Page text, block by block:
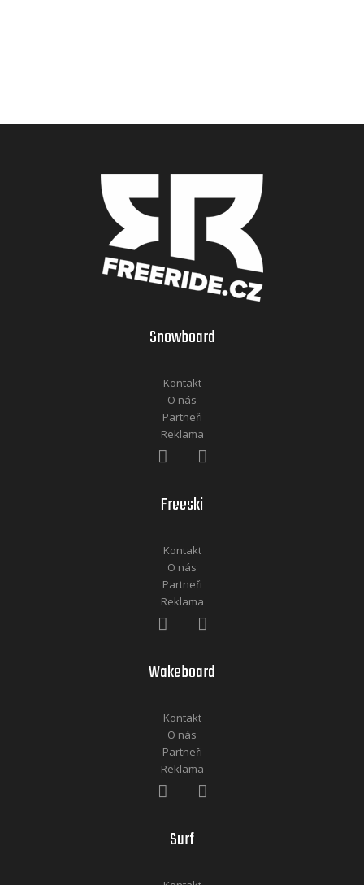
Snowboard
Kontakt
O nás
Partneři
Reklama
Freeski
Kontakt
O nás
Partneři
Reklama
Wakeboard
Kontakt
O nás
Partneři
Reklama
Surf